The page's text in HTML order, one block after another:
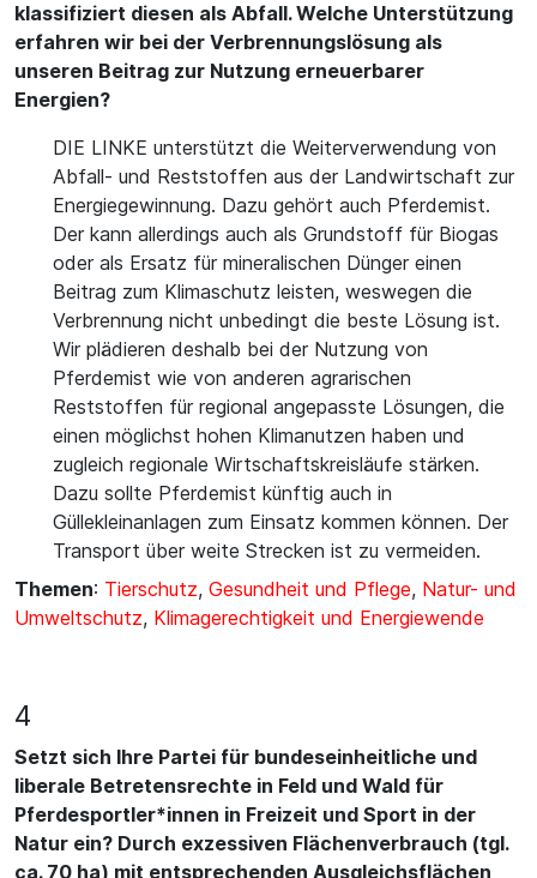
klassifiziert diesen als Abfall. Welche Unterstützung
erfahren wir bei der Verbrennungslösung als
unseren Beitrag zur Nutzung erneuerbarer
Energien?
DIE LINKE unterstützt die Weiterverwendung von
Abfall- und Reststoffen aus der Landwirtschaft zur
Energiegewinnung. Dazu gehört auch Pferdemist.
Der kann allerdings auch als Grundstoff für Biogas
oder als Ersatz für mineralischen Dünger einen
Beitrag zum Klimaschutz leisten, weswegen die
Verbrennung nicht unbedingt die beste Lösung ist.
Wir plädieren deshalb bei der Nutzung von
Pferdemist wie von anderen agrarischen
Reststoffen für regional angepasste Lösungen, die
einen möglichst hohen Klimanutzen haben und
zugleich regionale Wirtschaftskreisläufe stärken.
Dazu sollte Pferdemist künftig auch in
Güllekleinanlagen zum Einsatz kommen können. Der
Transport über weite Strecken ist zu vermeiden.
Themen: Tierschutz, Gesundheit und Pflege, Natur- und
Umweltschutz, Klimagerechtigkeit und Energiewende
4
Setzt sich Ihre Partei für bundeseinheitliche und
liberale Betretensrechte in Feld und Wald für
Pferdesportler*innen in Freizeit und Sport in der
Natur ein? Durch exzessiven Flächenverbrauch (tgl.
ca. 70 ha) mit entsprechenden Ausgleichsflächen